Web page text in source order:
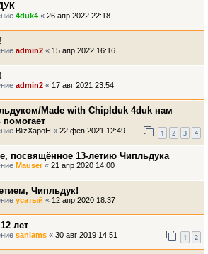
4duk4 « 26 апр 2022 22:18
admin2 « 15 апр 2022 16:16
admin2 « 17 авг 2021 23:54
Made with Chiplduk 4duk нам
помогает
BlizXapoH « 22 фев 2021 12:49
1 2 3 4
посвящённое 13-летию Чипльдука
Mauser« 21 апр 2020 14:00
Чипльдук!
усатый « 12 апр 2020 18:37
лет
saniams « 30 авг 2019 14:51
1 2